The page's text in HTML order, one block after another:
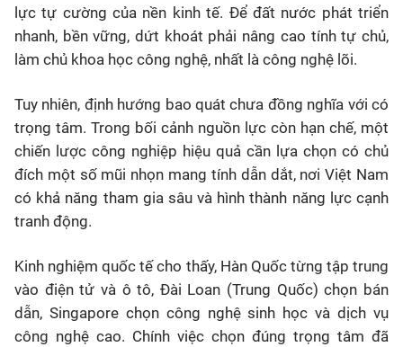
lực tự cường của nền kinh tế. Để đất nước phát triển
nhanh, bền vững, dứt khoát phải nâng cao tính tự chủ,
làm chủ khoa học công nghệ, nhất là công nghệ lõi.
Tuy nhiên, định hướng bao quát chưa đồng nghĩa với có
trọng tâm. Trong bối cảnh nguồn lực còn hạn chế, một
chiến lược công nghiệp hiệu quả cần lựa chọn có chủ
đích một số mũi nhọn mang tính dẫn dắt, nơi Việt Nam
có khả năng tham gia sâu và hình thành năng lực cạnh
tranh động.
Kinh nghiệm quốc tế cho thấy, Hàn Quốc từng tập trung
vào điện tử và ô tô, Đài Loan (Trung Quốc) chọn bán
dẫn, Singapore chọn công nghệ sinh học và dịch vụ
công nghệ cao. Chính việc chọn đúng trọng tâm đã